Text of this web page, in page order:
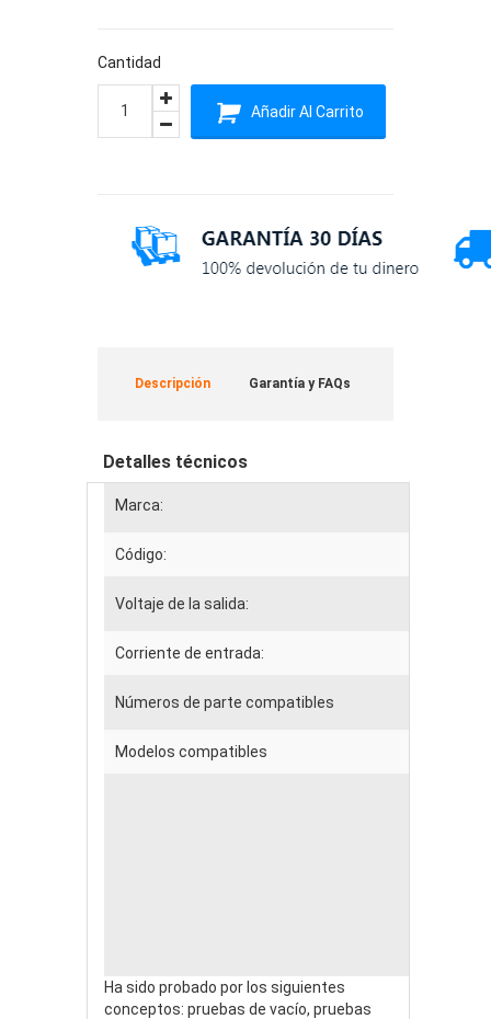
Cantidad
Añadir Al Carrito
Descripción Garantía y FAQs
Detalles técnicos
Marca:
Código:
Voltaje de la salida:
Corriente de entrada:
Números de parte compatibles
Modelos compatibles
Ha sido probado por los siguientes
conceptos: pruebas de vacío, pruebas